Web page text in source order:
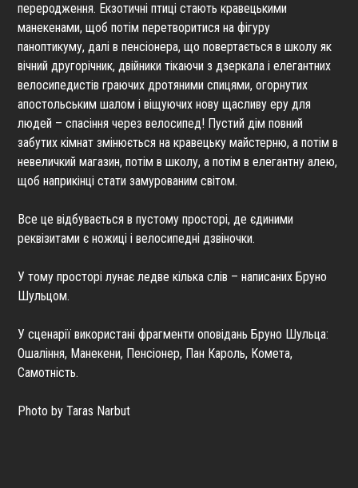
переродження. Екзотичні птиці стають кравецькими
манекенами, щоб потім перетворитися на фігуру
паноптикуму, далі в пенсіонера, що повертається в школу як
вічний другорічник, двійники тікаючи з дзеркала і елегантних
велосипедистів граючих дротяними спицями, огорнутих
апостольським шалом і віщуючих нову щасливу еру для
людей – спасіння через велосипед! Пустий дім повний
забутих кімнат змінюється на кравецьку майстерню, а потім в
невеличкий магазин, потім в школу, а потім в елегантну алею,
щоб наприкінці стати замурованим світом.
Все це відбувається в пустому просторі, де єдиними
реквізитами є ножиці і велосипедні дзвіночки.
У тому просторі лунає ледве кілька слів – написаних Бруно
Шульцом.
У сценарії використані фрагменти оповідань Бруно Шульца:
Ошаління, Манекени, Пенсіонер, Пан Кароль, Комета,
Самотність.
Photo by Taras Narbut